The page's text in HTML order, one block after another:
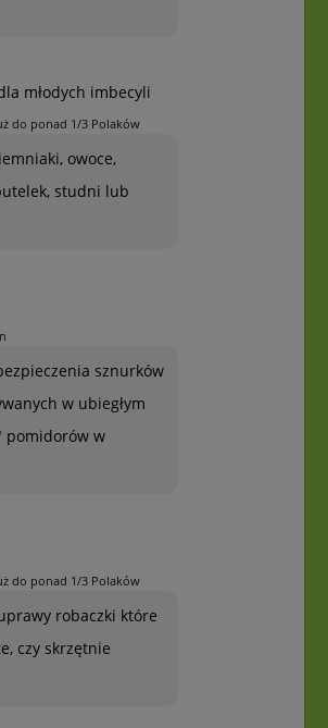
młodych imbecyli
do ponad 1/3 Polaków
owoce,
studni lub
sznurków
w ubiegłym
pomidorów w
do ponad 1/3 Polaków
robaczki które
czy skrzętnie